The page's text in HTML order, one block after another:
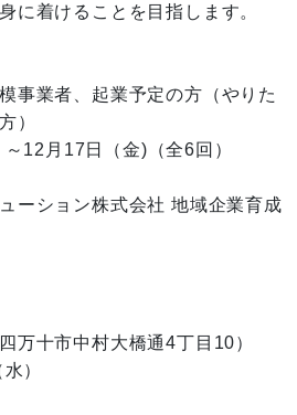
に着けることを目指します。
事業者、起業予定の方（やりた
）
12月17日（金)（全6回）
ーション株式会社 地域企業育成
万十市中村大橋通4丁目10）
）